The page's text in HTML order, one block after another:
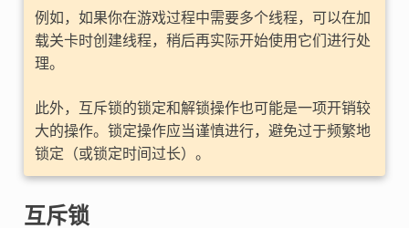
例如，如果你在游戏过程中需要多个线程，可以在加
载关卡时创建线程，稍后再实际开始使用它们进行处
理。
此外，互斥锁的锁定和解锁操作也可能是一项开销较
大的操作。锁定操作应当谨慎进行，避免过于频繁地
锁定（或锁定时间过长）。
互斥锁